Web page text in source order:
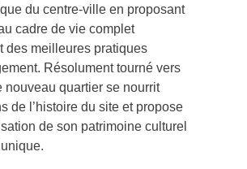
cadre de vie complet
des meilleures pratiques
Résolument tourné vers
nouveau quartier se nourrit
de l’histoire du site et propose
de son patrimoine culturel